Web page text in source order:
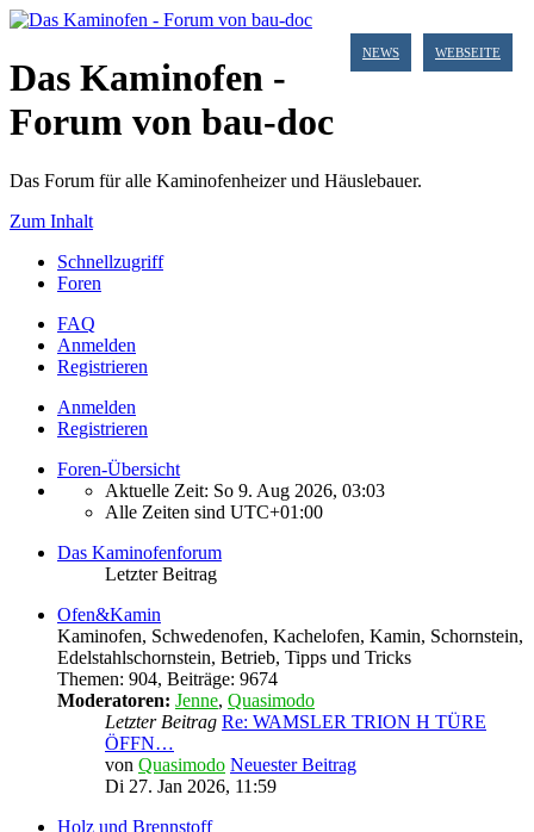
WEBSEITE
NEWS
Das Kaminofen -
Forum von bau-doc
Das Forum für alle Kaminofenheizer und Häuslebauer.
Zum Inhalt
Schnellzugriff
Foren
FAQ
Anmelden
Registrieren
Anmelden
Registrieren
Foren-Übersicht
Aktuelle Zeit: So 9. Aug 2026, 03:03
Alle Zeiten sind UTC+01:00
Das Kaminofenforum
Letzter Beitrag
Ofen&Kamin
Kaminofen, Schwedenofen, Kachelofen, Kamin, Schornstein,
Edelstahlschornstein, Betrieb, Tipps und Tricks
Themen: 904, Beiträge: 9674
Moderatoren: Jenne, Quasimodo
Letzter Beitrag Re: WAMSLER TRION H TÜRE
ÖFFN…
von Quasimodo Neuester Beitrag
Di 27. Jan 2026, 11:59
Holz und Brennstoff